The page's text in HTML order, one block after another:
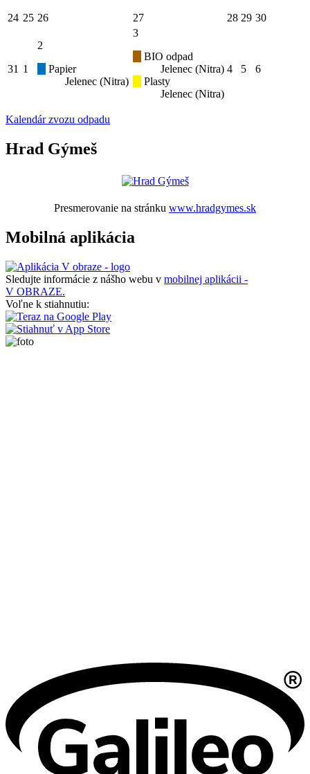
24 25 26 27 28 29 30
31 1
2
Papier
Jelenec (Nitra)
3
BIO odpad
Jelenec (Nitra)
Plasty
Jelenec (Nitra)
4 5 6
Kalendár zvozu odpadu
Hrad Gýmeš
Presmerovanie na stránku www.hradgymes.sk
Mobilná aplikácia
Sledujte informácie z nášho webu v mobilnej aplikácii -
V OBRAZE.
Voľne k stiahnutiu: